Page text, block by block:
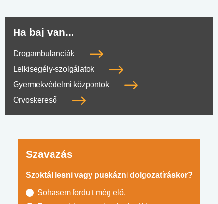
Ha baj van...
Drogambulanciák
Lelkisegély-szolgálatok
Gyermekvédelmi központok
Orvoskereső
Szavazás
Szoktál lesni vagy puskázni dolgozatíráskor?
Sohasem fordult még elő.